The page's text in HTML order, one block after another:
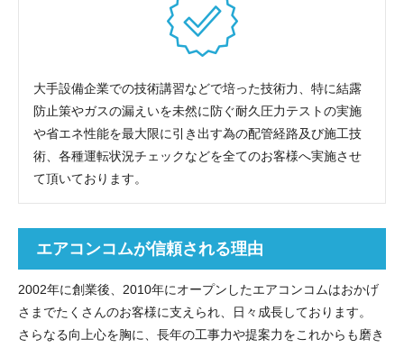
大手設備企業での技術講習などで培った技術力、特に結露
防止策やガスの漏えいを未然に防ぐ耐久圧力テストの実施
や省エネ性能を最大限に引き出す為の配管経路及び施工技
術、各種運転状況チェックなどを全てのお客様へ実施させ
て頂いております。
エアコンコムが信頼される理由
2002年に創業後、2010年にオープンしたエアコンコムはおかげ
さまでたくさんのお客様に支えられ、日々成長しております。
さらなる向上心を胸に、長年の工事力や提案力をこれからも磨き